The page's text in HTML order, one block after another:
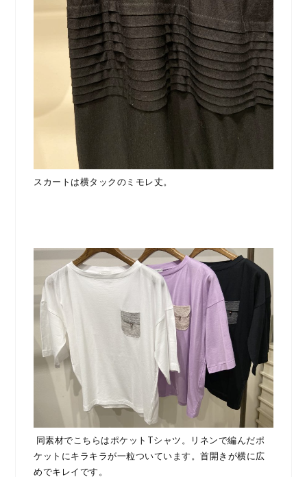
スカートは横タックのミモレ丈。
同素材でこちらはポケットTシャツ。リネンで編んだポ
ケットにキラキラが一粒ついています。首開きが横に広
めでキレイです。